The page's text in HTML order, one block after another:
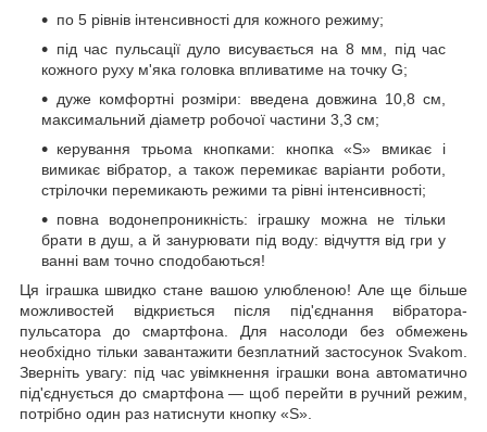
по 5 рівнів інтенсивності для кожного режиму;
під час пульсації дуло висувається на 8 мм, під час
кожного руху м'яка головка впливатиме на точку G;
дуже комфортні розміри: введена довжина 10,8 см,
максимальний діаметр робочої частини 3,3 см;
керування трьома кнопками: кнопка «S» вмикає і
вимикає вібратор, а також перемикає варіанти роботи,
стрілочки перемикають режими та рівні інтенсивності;
повна водонепроникність: іграшку можна не тільки
брати в душ, а й занурювати під воду: відчуття від гри у
ванні вам точно сподобаються!
Ця іграшка швидко стане вашою улюбленою! Але ще більше
можливостей відкриється після під'єднання вібратора-
пульсатора до смартфона. Для насолоди без обмежень
необхідно тільки завантажити безплатний застосунок Svakom.
Зверніть увагу: під час увімкнення іграшки вона автоматично
під'єднується до смартфона — щоб перейти в ручний режим,
потрібно один раз натиснути кнопку «S».